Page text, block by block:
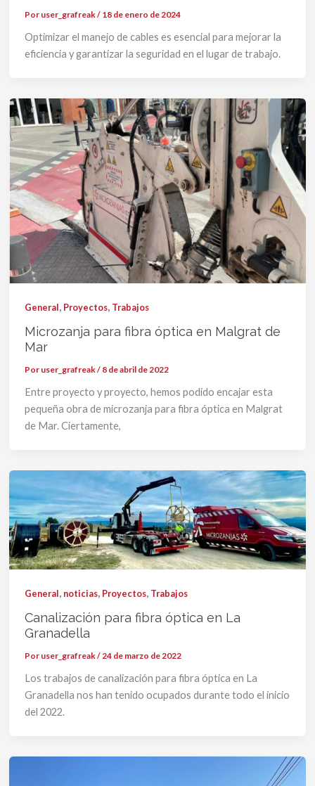
Por user_grafreak/ 18 de enero de 2024
Optimizar el manejo de cables es esencial para mejorar la
eficiencia y garantizar la seguridad en el lugar de trabajo.
General, Proyectos, Trabajos
Microzanja para fibra óptica en Malgrat de
Mar
Por user_grafreak/ 8 de abril de 2022
Entre proyecto y proyecto, hemos podido encajar esta
pequeña obra de microzanja para fibra óptica en Malgrat
de Mar. Ciertamente,
General, noticias, Proyectos, Trabajos
Canalización para fibra óptica en La
Granadella
Por user_grafreak/24 de marzo de 2022
Los trabajos de canalización para fibra óptica en La
Granadella nos han tenido ocupados durante todo el inicio
del 2022.